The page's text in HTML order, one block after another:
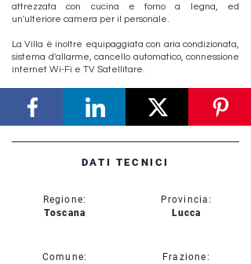
attrezzata con cucina e forno a legna, ed
un'ulteriore camera per il personale.
La Villa è inoltre equipaggiata con aria condizionata,
sistema d'allarme, cancello automatico, connessione
internet Wi-Fi e TV Satellitare.
DATI TECNICI
Regione:
Toscana
Comune:
Provincia:
Lucca
Frazione: